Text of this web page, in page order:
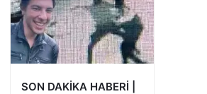
SON DAKİKA HABERİ |